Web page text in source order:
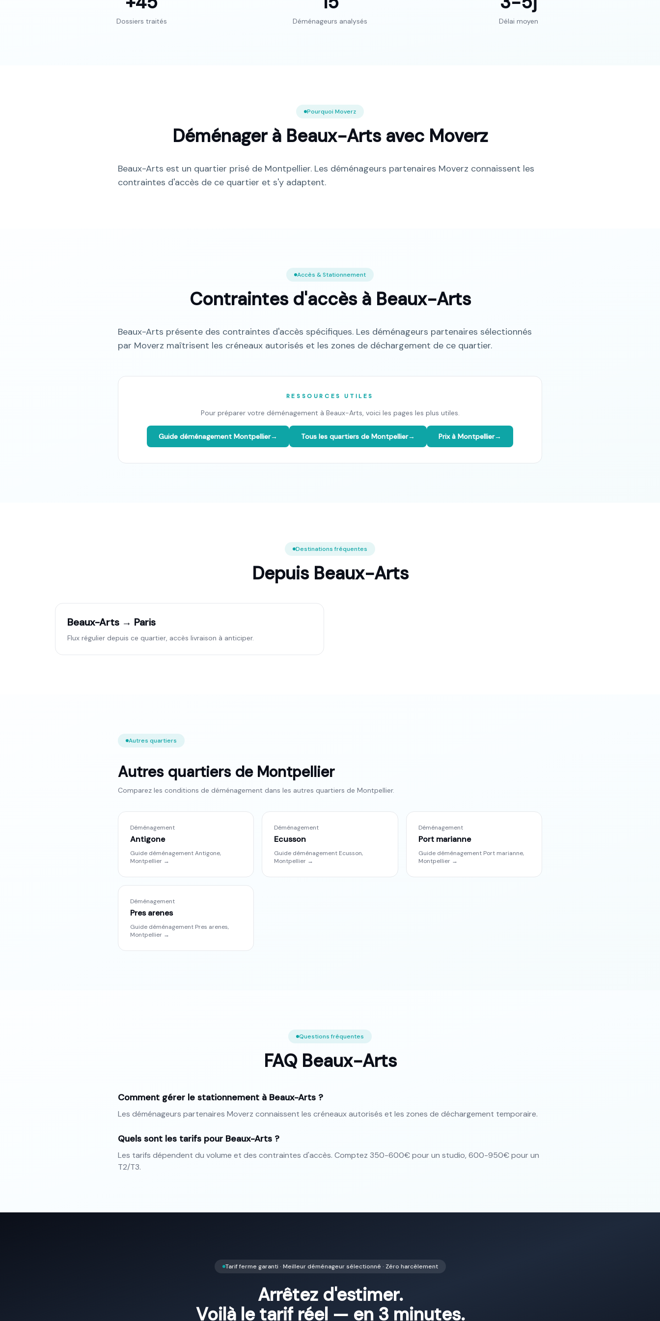
Dossiers traités Déménageurs analysés Délai moyen
Pourquoi Moverz
Déménager à Beaux-Artsavec Moverz
Beaux-Arts est un quartier prisé de Montpellier. Les déménageurs partenaires Moverz connaissent les
contraintes d'accès de ce quartier et s'y adaptent.
Accès & Stationnement
Contraintes d'accès à Beaux-Arts
Beaux-Arts présente des contraintes d'accès spécifiques. Les déménageurs partenaires sélectionnés
par Moverz maîtrisent les créneaux autorisés et les zones de déchargement de ce quartier.
RESSOURCES UTILES
Pour préparer votre déménagement à Beaux-Arts, voici les pages les plus utiles.
Guide déménagement Montpellier→ Tous les quartiers de Montpellier→ Prix à Montpellier→
Destinations fréquentes
Depuis Beaux-Arts
Beaux-Arts → Paris
Flux régulier depuis ce quartier, accès livraison à anticiper.
Autres quartiers
Autres quartiers de Montpellier
Comparez les conditions de déménagement dans les autres quartiers de Montpellier.
Déménagement
Antigone
Guide déménagementAntigone,
Montpellier →
Déménagement
Ecusson
Guide déménagement Ecusson,
Montpellier →
Déménagement
Port marianne
Guide déménagement Port marianne,
Montpellier→
Déménagement
Pres arenes
Guide déménagement Pres arenes,
Montpellier →
Questions fréquentes
FAQ Beaux-Arts
Comment gérer le stationnement à Beaux-Arts ?
Les déménageurs partenaires Moverz connaissent les créneaux autorisés et les zones de déchargement temporaire.
Quels sont les tarifs pour Beaux-Arts ?
Les tarifs dépendent du volume et des contraintes d'accès. Comptez 350-600€ pour un studio, 600-950€ pour un
T2/T3.
Tarif ferme garanti · Meilleur déménageur sélectionné · Zéro harcèlement
Arrêtez d'estimer.
Voilà le tarif réel — en 3 minutes.